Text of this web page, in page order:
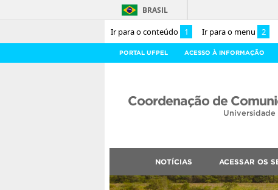
Ir para o conteúdo 1 Ir para o menu 2
BRASIL
PORTAL UFPEL ACESSO À INFORMAÇÃO
Coordenação de
Universidade
NOTÍCIAS ACESSAR OS